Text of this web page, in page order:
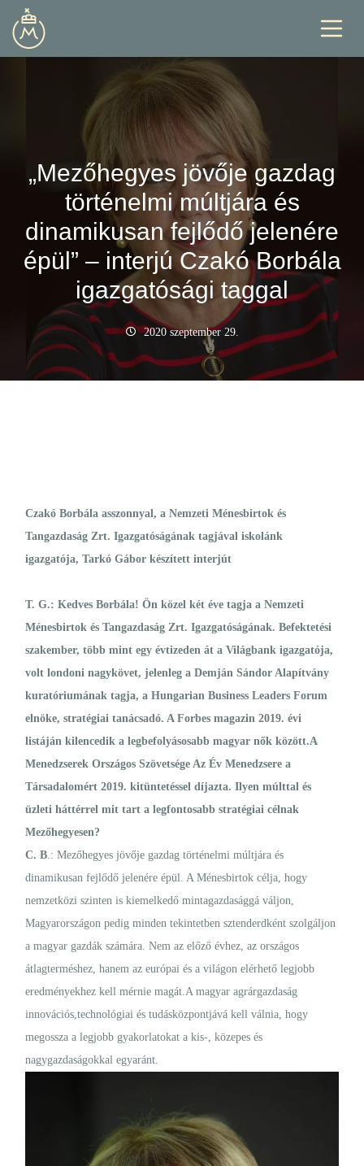
„Mezőhegyes jövője gazdag
történelmi múltjára és
dinamikusan fejlődő jelenére
épül” – interjú Czakó Borbála
igazgatósági taggal
2020 szeptember 29.
Czakó Borbála asszonnyal, a Nemzeti Ménesbirtok és
Tangazdaság Zrt. Igazgatóságának tagjával iskolánk
igazgatója, Tarkó Gábor készített interjút
T. G.: Kedves Borbála! Ön közel két éve tagja a Nemzeti
Ménesbirtok és Tangazdaság Zrt. Igazgatóságának. Befektetési
szakember, több mint egy évtizeden át a Világbank igazgatója,
volt londoni nagykövet, jelenleg a Demján Sándor Alapítvány
kuratóriumának tagja, a Hungarian Business Leaders Forum
elnöke, stratégiai tanácsadó. A Forbes magazin 2019. évi
listáján kilencedik a legbefolyásosabb magyar nők között.A
Menedzserek Országos Szövetsége Az Év Menedzsere a
Társadalomért 2019. kitüntetéssel díjazta. Ilyen múlttal és
üzleti háttérrel mit tart a legfontosabb stratégiai célnak
Mezőhegyesen?
C. B .: Mezőhegyes jövője gazdag történelmi múltjára és
dinamikusan fejlődő jelenére épül. A Ménesbirtok célja, hogy
nemzetközi szinten is kiemelkedő mintagazdasággá váljon,
Magyarországon pedig minden tekintetben sztenderdként szolgáljon
a magyar gazdák számára. Nem az előző évhez, az országos
átlagterméshez, hanem az európai és a világon elérhető legjobb
eredményekhez kell mérnie magát.A magyar agrárgazdaság
innovációs,technológiai és tudásközpontjává kell válnia, hogy
megossza a legjobb gyakorlatokat a kis-, közepes és
nagygazdaságokkal egyaránt.